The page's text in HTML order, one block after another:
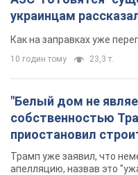
Война меняет не
НГУ показали
"Безумного Макса"
10 годин тому 8,6 т.